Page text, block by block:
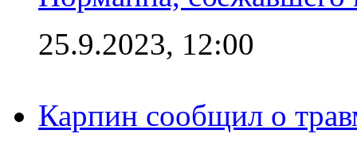
25.9.2023, 12:00
Карпин сообщил о